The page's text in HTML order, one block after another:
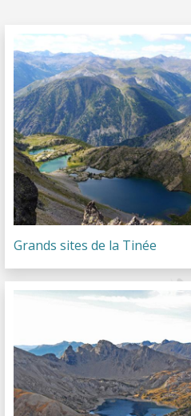
Grands sites de la Tinée